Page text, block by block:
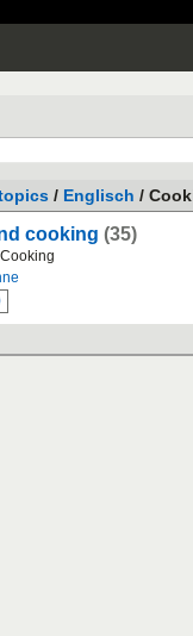
/ Englisch /
cooking (35)